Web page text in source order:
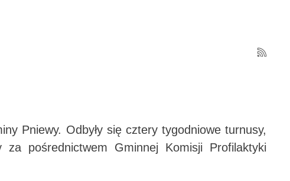
Pniewy. Odbyły się cztery tygodniowe turnusy,
pośrednictwem Gminnej Komisji Profilaktyki